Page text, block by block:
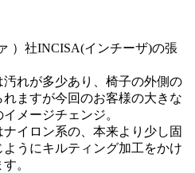
）社INCISA(インチーザ)の張
れが多少あり、椅子の外側の
ますが今回のお客様の大きな
メージチェンジ。
イロン系の、本来より少し固
うにキルティング加工をかけ
。